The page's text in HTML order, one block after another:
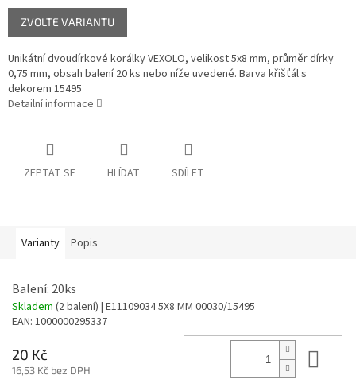
Měrná
cena:
ZVOLTE VARIANTU
Unikátní dvoudírkové korálky VEXOLO, velikost 5x8 mm, průměr dírky
0,75 mm, obsah balení 20 ks nebo níže uvedené. Barva křišťál s
dekorem 15495
Detailní informace
ZEPTAT SE HLÍDAT SDÍLET
Varianty Popis
Balení: 20ks
Skladem (2 balení) | E11109034 5X8 MM 00030/15495
EAN: 1000000295337
20 Kč
16,53 Kč bez DPH